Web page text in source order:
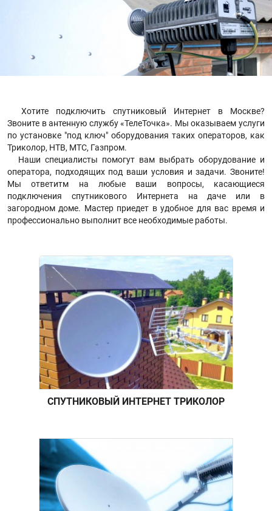
Хотите подключить спутниковый Интернет в Москве?
Звоните в антенную службу «ТелеТочка». Мы оказываем услуги
по установке "под ключ" оборудования таких операторов, как
Триколор, НТВ, МТС, Газпром.
Наши специалисты помогут вам выбрать оборудование и
оператора, подходящих под ваши условия и задачи. Звоните!
Мы ответитм на любые ваши вопросы, касающиеся
подключения спутникового Интернета на даче или в
загородном доме. Мастер приедет в удобное для вас время и
профессионально выполнит все необходимые работы.
СПУТНИКОВЫЙ ИНТЕРНЕТ ТРИКОЛОР